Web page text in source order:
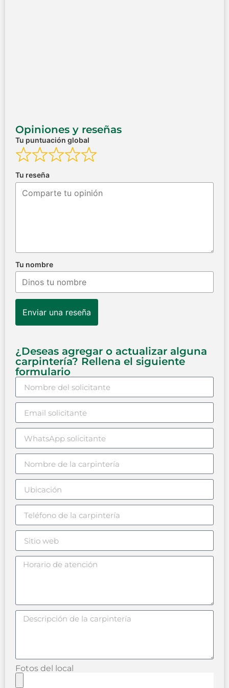
Opiniones y reseñas
Tu puntuación global
Tu reseña
Tu nombre
Enviar una reseña
¿Deseas agregar o actualizar alguna
carpintería? Rellena el siguiente
formulario
Fotos del local